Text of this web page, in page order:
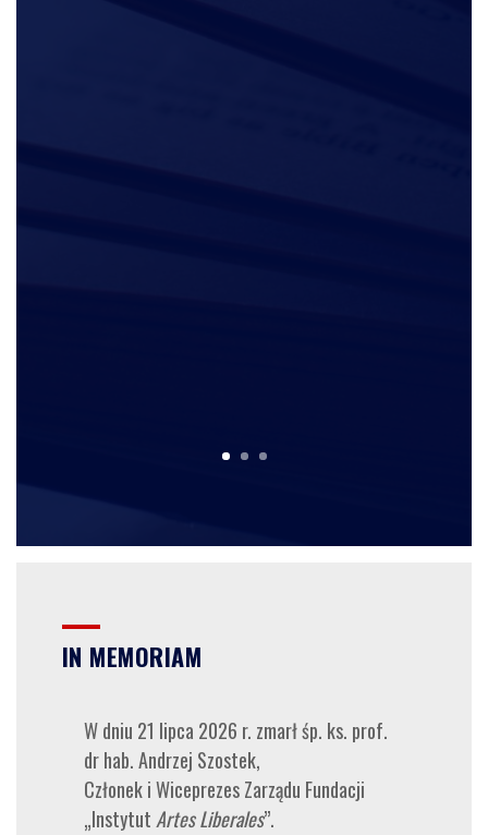
IN MEMORIAM
W dniu 21 lipca 2026 r. zmarł śp. ks. prof.
dr hab. Andrzej Szostek,
Członek i Wiceprezes Zarządu Fundacji
„InstytutArtes Liberales”.